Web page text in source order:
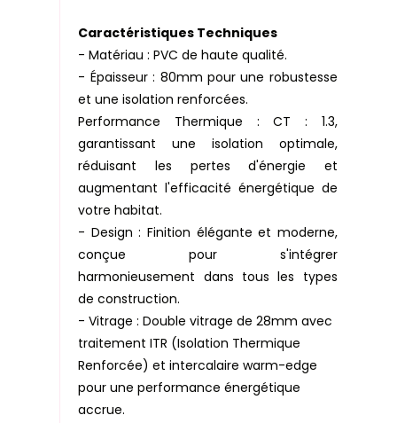
Caractéristiques Techniques
- Matériau : PVC de haute qualité.
- Épaisseur : 80mm pour une robustesse
et une isolation renforcées.
Performance Thermique : CT : 1.3,
garantissant une isolation optimale,
réduisant les pertes d'énergie et
augmentant l'efficacité énergétique de
votre habitat.
- Design : Finition élégante et moderne,
conçue pour s'intégrer
harmonieusement dans tous les types
de construction.
- Vitrage : Double vitrage de 28mm avec
traitement ITR (Isolation Thermique
Renforcée) et intercalaire warm-edge
pour une performance énergétique
accrue.